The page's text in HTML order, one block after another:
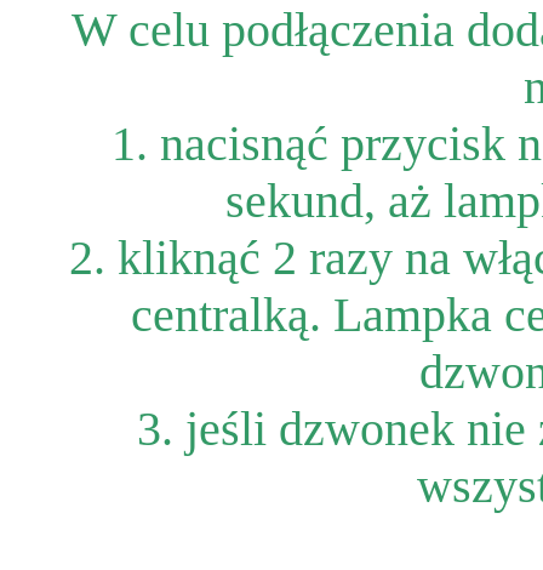
W celu podłączenia
1. nacisnąć przycisk
sekund, aż
2. kliknąć 2 razy na
centralką. Lampka
3. jeśli dzwonek